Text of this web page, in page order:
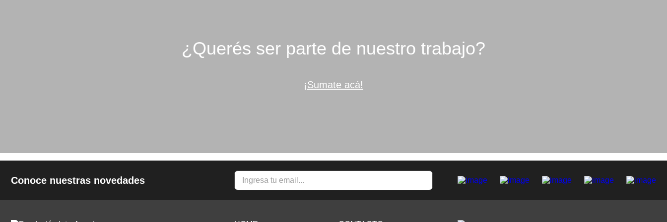
¿Querés ser parte de nuestro trabajo?
¡Sumate acá!
Conoce nuestras novedades